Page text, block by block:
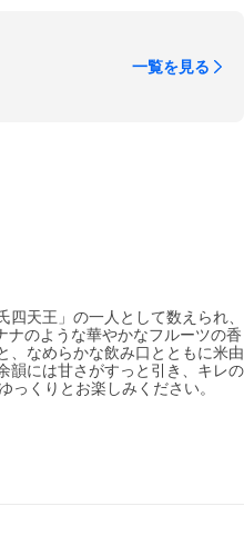
一覧を見る
天王」の一人として数えられ、
のような華やかなフルーツの香
、なめらかな飲み口とともに米由
韻には甘さがすっと引き、キレの
くりとお楽しみください。